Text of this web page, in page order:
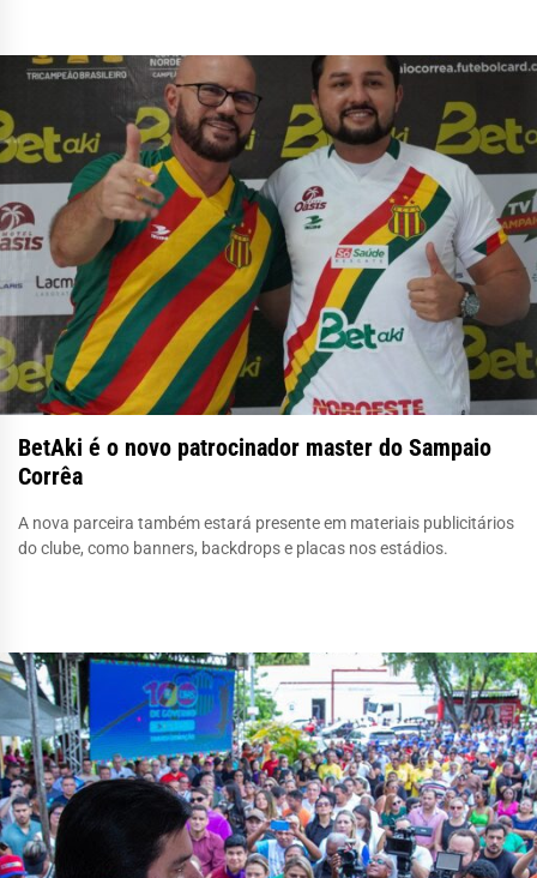
BetAki é o novo patrocinador master do Sampaio
Corrêa
A nova parceira também estará presente em materiais publicitários
do clube, como banners, backdrops e placas nos estádios.